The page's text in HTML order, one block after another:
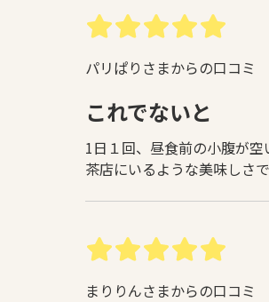
パリぱりさまからの口コミ
これでないと
1日１回、昼食前の小腹が
茶店にいるような美味しさ
まりりんさまからの口コミ